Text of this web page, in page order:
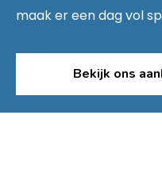
maak er een dag vol
Bekijk ons